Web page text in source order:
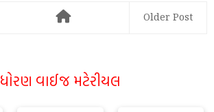
Older Post
ધોરણ વાઈજ મટેરીયલ